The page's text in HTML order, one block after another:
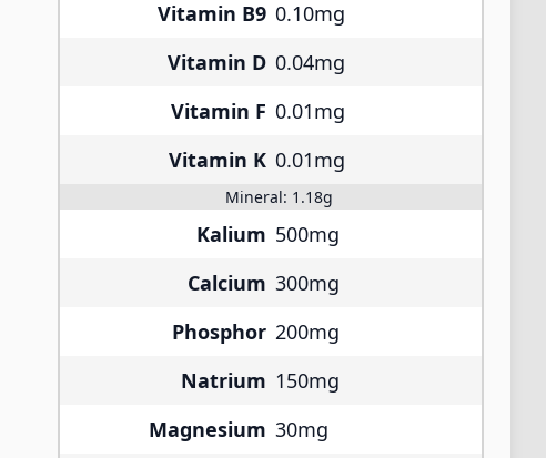
Vitamin B9 0.10mg
Vitamin D 0.04mg
Vitamin F 0.01mg
Vitamin K 0.01mg
Mineral: 1.18g
Kalium 500mg
Calcium 300mg
Phosphor 200mg
Natrium 150mg
Magnesium 30mg